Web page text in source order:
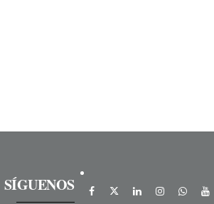
SÍGUENOS